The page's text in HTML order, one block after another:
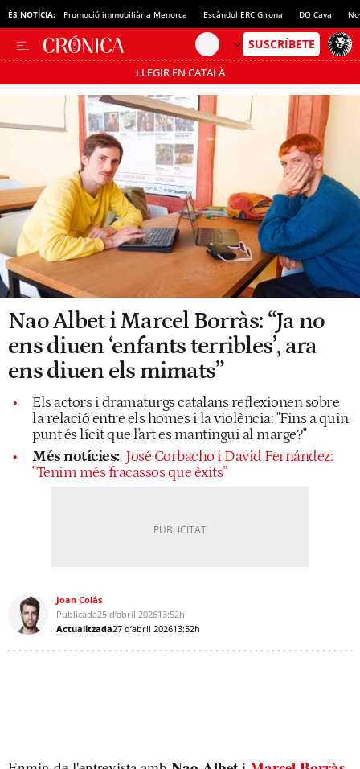
ÉS NOTÍCIA: Promoció immobiliària Menorca Escàndol ERC Girona DO Cava
LLEGIR EN CATALÀ
Passa’t al mode estalvi
Nao Albet i Marcel Borràs: “Ja no
ens diuen ‘enfants terribles’, ara
ens diuen els mimats”
Els actors i dramaturgs catalans reflexionen sobre
la relació entre els homes i la violència: "Fins a quin
punt és lícit que l'art es mantingui al marge?"
Més notícies: José Corbacho i David Fernández:
"Tenim més fracassos que èxits”
Joan Colás
Publicada25 d’abril 202613:52h
Actualitzada27 d’abril 202613:52h